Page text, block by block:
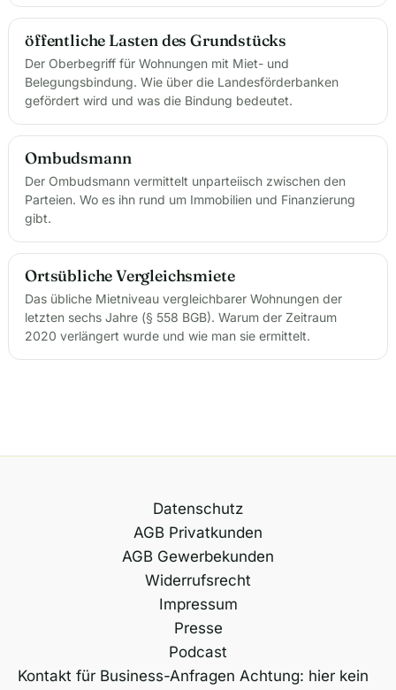
öffentliche Lasten des Grundstücks
Der Oberbegriff für Wohnungen mit Miet- und
Belegungsbindung. Wie über die Landesförderbanken
gefördert wird und was die Bindung bedeutet.
Ombudsmann
Der Ombudsmann vermittelt unparteiisch zwischen den
Parteien. Wo es ihn rund um Immobilien und Finanzierung
gibt.
Ortsübliche Vergleichsmiete
Das übliche Mietniveau vergleichbarer Wohnungen der
letzten sechs Jahre (§ 558 BGB). Warum der Zeitraum
2020 verlängert wurde und wie man sie ermittelt.
Datenschutz
AGB Privatkunden
AGB Gewerbekunden
Widerrufsrecht
Impressum
Presse
Podcast
Kontakt für Business-Anfragen Achtung: hier kein